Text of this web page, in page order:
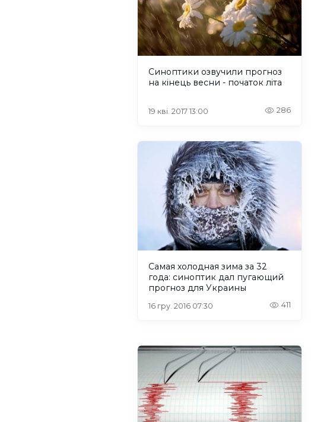
Синоптики озвучили прогноз
на кінець весни - початок літа
19 кві. 2017 13:00 286
Самая холодная зима за 32
года: синоптик дал пугающий
прогноз для Украины
16 гру. 2016 07:30 411